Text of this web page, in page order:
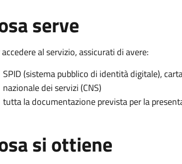
serve
accedere al servizio, assicurati di avere:
SPID (sistema pubblico di identità digitale),
nazionale dei servizi (CNS)
tutta la documentazione prevista per la
si ottiene